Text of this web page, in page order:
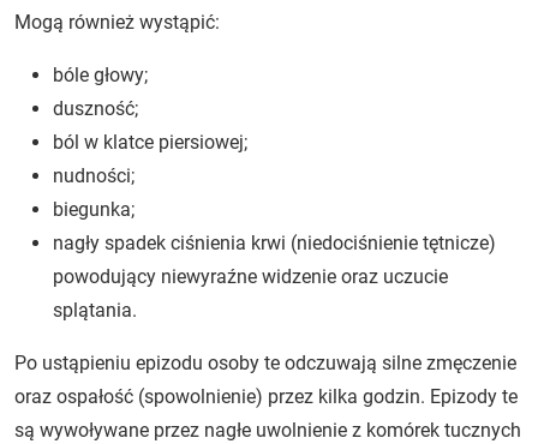
Mogą również wystąpić:
bóle głowy;
duszność;
ból w klatce piersiowej;
nudności;
biegunka;
nagły spadek ciśnienia krwi (niedociśnienie tętnicze)
powodujący niewyraźne widzenie oraz uczucie
splątania.
Po ustąpieniu epizodu osoby te odczuwają silne zmęczenie
oraz ospałość (spowolnienie) przez kilka godzin. Epizody te
są wywoływane przez nagłe uwolnienie z komórek tucznych